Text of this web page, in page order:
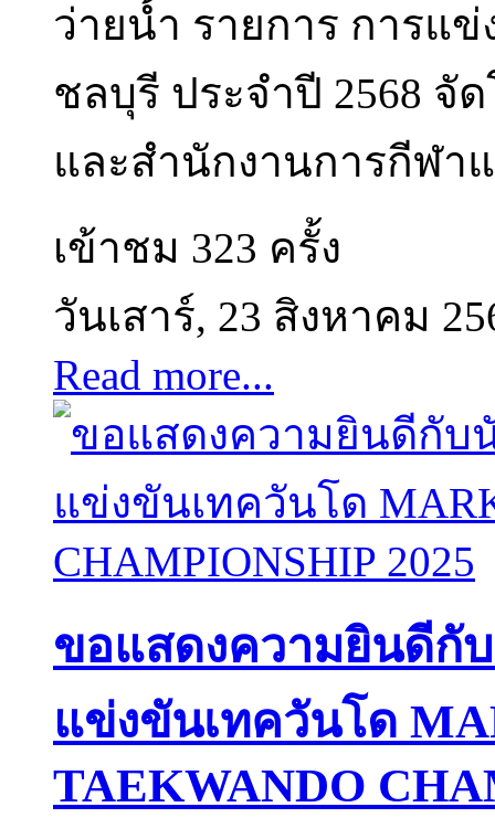
ว่ายน้ำ รายการ การแ
ชลบุรี ประจำปี 2568
และสำนักงานการกีฬา
เข้าชม 323 ครั้ง
วันเสาร์, 23 สิงหาคม
Read more...
ขอแสดงความยินดีกับ
แข่งขันเทควันโด
TAEKWANDO